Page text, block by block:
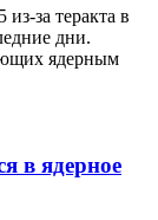
за теракта в
дни.
ядерным
в ядерное